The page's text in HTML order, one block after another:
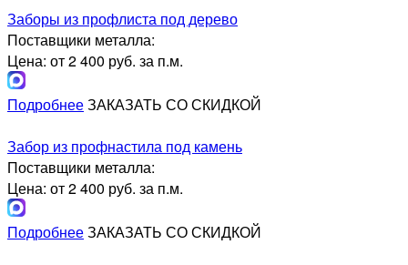
Заборы из профлиста под дерево
Поставщики металла:
Цена: от 2 400 руб. за п.м.
ПодробнееЗАКАЗАТЬ СО СКИДКОЙ
Забор из профнастила под камень
Поставщики металла:
Цена: от 2 400 руб. за п.м.
ПодробнееЗАКАЗАТЬ СО СКИДКОЙ